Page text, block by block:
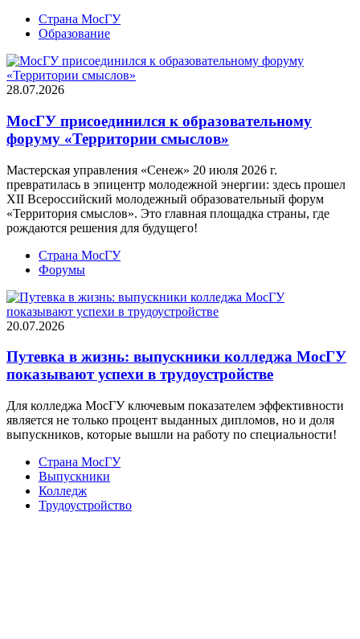
Страна МосГУ
Образование
28.07.2026
МосГУ присоединился к образовательному
форуму «Территории смыслов»
Мастерская управления «Сенеж» 20 июля 2026 г.
превратилась в эпицентр молодежной энергии: здесь прошел
XII Всероссийский молодежный образовательный форум
«Территория смыслов». Это главная площадка страны, где
рождаются решения для будущего!
Страна МосГУ
Форумы
20.07.2026
Путевка в жизнь: выпускники колледжа МосГУ
показывают успехи в трудоустройстве
Для колледжа МосГУ ключевым показателем эффективности
является не только процент выданных дипломов, но и доля
выпускников, которые вышли на работу по специальности!
Страна МосГУ
Выпускники
Колледж
Трудоустройство